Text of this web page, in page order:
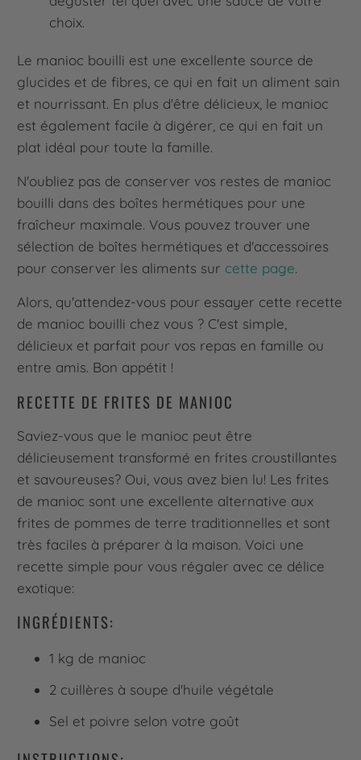
choix.
Le manioc bouilli est une excellente source de
glucides et de fibres, ce qui en fait un aliment sain
et nourrissant. En plus d'être délicieux, le manioc
est également facile à digérer, ce qui en fait un
plat idéal pour toute la famille.
N'oubliez pas de conserver vos restes de manioc
bouilli dans des boîtes hermétiques pour une
fraîcheur maximale. Vous pouvez trouver une
sélection de boîtes hermétiques et d'accessoires
pour conserver les aliments sur cette page.
Alors, qu'attendez-vous pour essayer cette recette
de manioc bouilli chez vous ? C'est simple,
délicieux et parfait pour vos repas en famille ou
entre amis. Bon appétit !
RECETTE DE FRITES DE MANIOC
Saviez-vous que le manioc peut être
délicieusement transformé en frites croustillantes
et savoureuses? Oui, vous avez bien lu! Les frites
de manioc sont une excellente alternative aux
frites de pommes de terre traditionnelles et sont
très faciles à préparer à la maison. Voici une
recette simple pour vous régaler avec ce délice
exotique:
INGRÉDIENTS:
1 kg de manioc
2 cuillères à soupe d'huile végétale
Sel et poivre selon votre goût